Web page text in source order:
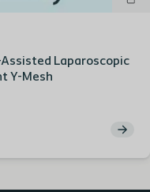
Laparoscopic
Y-Mesh